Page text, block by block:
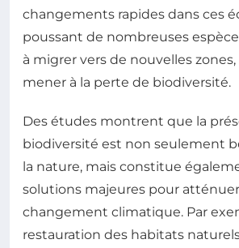
changements rapides dans ces
poussant de nombreuses
à migrer vers de nouvelles
mener à la perte de biodiversité.
Des études montrent que la
biodiversité est non seulement
la nature, mais constitue
solutions majeures pour
changement climatique. Par
restauration des habitats